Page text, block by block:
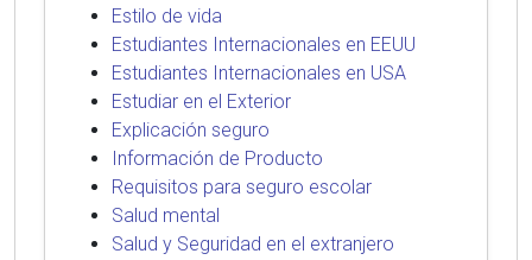
Estilo de vida
Estudiantes Internacionales en EEUU
Estudiantes Internacionales en USA
Estudiar en el Exterior
Explicación seguro
Información de Producto
Requisitos para seguro escolar
Salud mental
Salud y Seguridad en el extranjero